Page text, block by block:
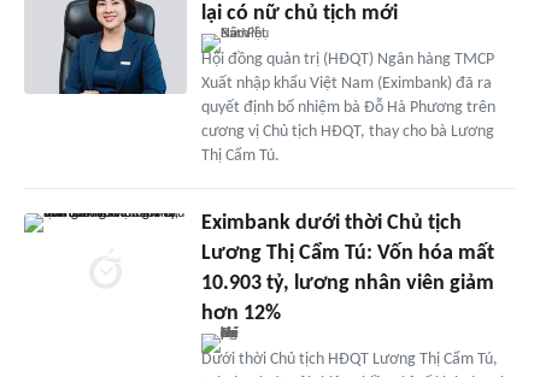
lại có nữ chủ tịch mới
Hội đồng quản trị (HĐQT) Ngân hàng TMCP
Xuất nhập khẩu Việt Nam (Eximbank) đã ra
quyết định bổ nhiệm bà Đỗ Hà Phương trên
cương vị Chủ tịch HĐQT, thay cho bà Lương
Thị Cẩm Tú.
Eximbank dưới thời Chủ tịch
Lương Thị Cẩm Tú: Vốn hóa mất
10.903 tỷ, lương nhân viên giảm
hơn 12%
Dưới thời Chủ tịch HĐQT Lương Thị Cẩm Tú,